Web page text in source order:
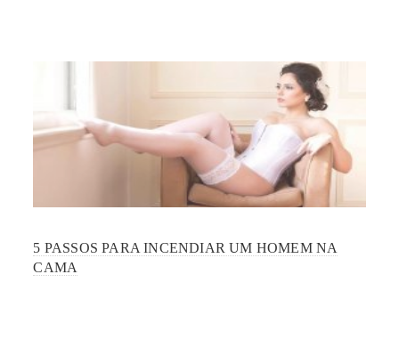
5 PASSOS PARA INCENDIAR UM HOMEM NA
CAMA